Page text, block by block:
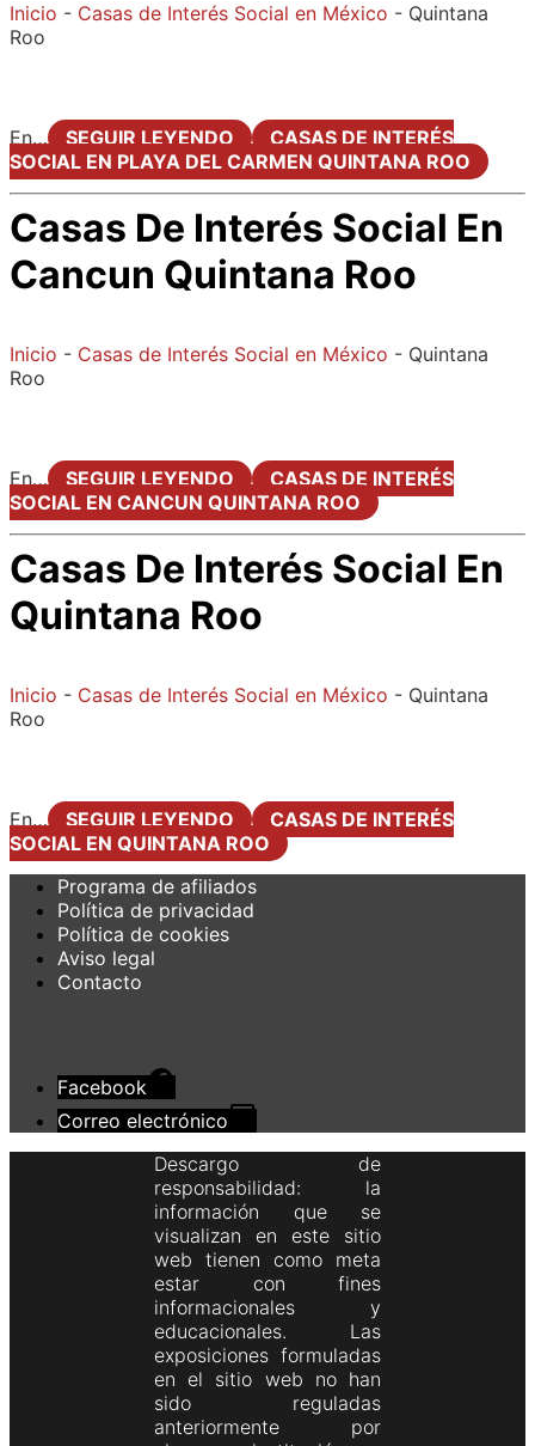
Inicio - Casas de Interés Social en México - Quintana
Roo
En… SEGUIR LEYENDO
CASAS DE INTERÉS
SOCIAL EN PLAYA DEL CARMEN QUINTANA ROO
Casas De Interés Social En
Cancun Quintana Roo
Inicio - Casas de Interés Social en México - Quintana
Roo
En… SEGUIR LEYENDO
CASAS DE INTERÉS
SOCIAL EN CANCUN QUINTANA ROO
Casas De Interés Social En
Quintana Roo
Inicio - Casas de Interés Social en México - Quintana
Roo
En… SEGUIR LEYENDO
CASAS DE INTERÉS
SOCIAL EN QUINTANA ROO
Programa de afiliados
Política de privacidad
Política de cookies
Aviso legal
Contacto
Facebook
Correo electrónico
Descargo de
responsabilidad: la
información que se
visualizan en este sitio
web tienen como meta
estar con fines
informacionales y
educacionales. Las
exposiciones formuladas
en el sitio web no han
sido reguladas
anteriormente por